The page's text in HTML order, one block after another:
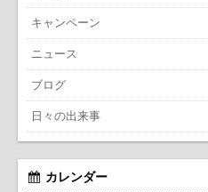
キャンペーン
ニュース
ブログ
日々の出来事
カレンダー